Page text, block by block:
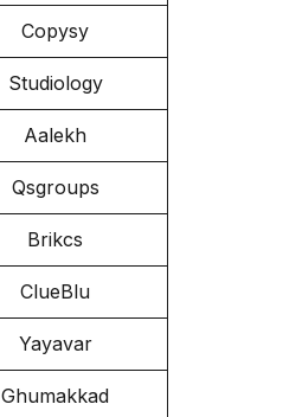
Copysy
Studiology
Aalekh
Qsgroups
Brikcs
ClueBlu
Yayavar
Ghumakkad